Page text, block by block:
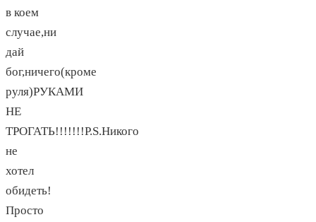
в коем
случае,ни
дай
бог,ничего(кроме
руля)РУКАМИ
НЕ
ТРОГАТЬ!!!!!!!P.S.Никого
не
хотел
обидеть!
Просто